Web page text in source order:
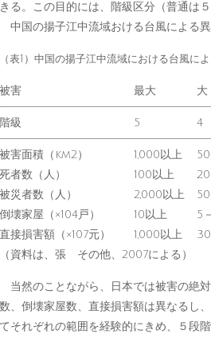
きる。この目的には、階級区分（普通は
中国の揚子江中流域おける台風による
（表1）中国の揚子江中流域における台風に
被害 最大 大
階級 5 4
被害面積（km2） 1,000以上
死者数（人）
100以上 20
被災者数（人）
2,000以上
倒壊家屋（×104戸） 10以上 5
直接損害額（×107元） 1,000以上
（資料は、張 その他、2007による）
当然のことながら、日本では被害の絶
数、倒壊家屋数、直接損害額は異なるし
てそれぞれの範囲を経験的にきめ、５段